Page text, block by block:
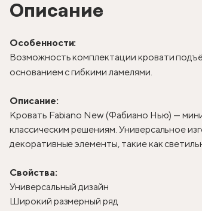
Описание
Особенности:
Возможность комплектации кровати
основанием с гибкими ламелями.
Описание:
Кровать Fabiano New (Фабиано Нью) —
классическим решениям. Универсальное
декоративные элементы, такие как
Свойства:
Универсальный дизайн
Широкий размерный ряд